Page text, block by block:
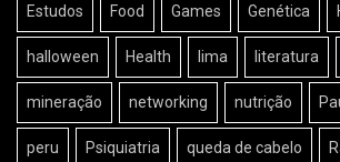
Estudos Food Games Genética
halloween Health lima literatura
mineração networking nutrição
peru Psiquiatria queda de cabelo